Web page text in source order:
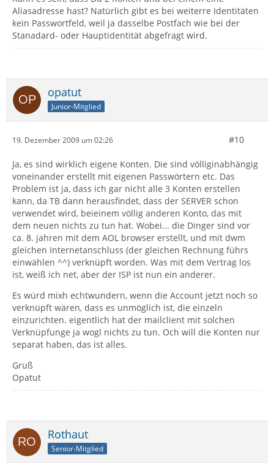
Aliasadresse hast? Natürlich gibt es bei weiterre Identitäten
kein Passwortfeld, weil ja dasselbe Postfach wie bei der
Stanadard- oder Hauptidentität abgefragt wird.
opatut
Junior-Mitglied
19. Dezember 2009 um 02:26 #10
Ja, es sind wirklich eigene Konten. Die sind völliginabhängig
voneinander erstellt mit eigenen Passwörtern etc. Das
Problem ist ja, dass ich gar nicht alle 3 Konten erstellen
kann, da TB dann herausfindet, dass der SERVER schon
verwendet wird, beieinem völlig anderen Konto, das mit
dem neuen nichts zu tun hat. Wobei... die Dinger sind vor
ca. 8. jahren mit dem AOL browser erstellt, und mit dwm
gleichen Internetanschluss (der gleichen Rechnung führs
einwählen ^^) verknüpft worden. Was mit dem Vertrag los
ist, weiß ich net, aber der ISP ist nun ein anderer.
Es würd mixh echtwundern, wenn die Account jetzt noch so
verknüpft wären, dass es unmöglich ist, die einzeln
einzurichten. eigentlich hat der mailclient mit solchen
Verknüpfunge ja wogl nichts zu tun. Och will die Konten nur
separat haben, das ist alles.
Gruß
Opatut
Rothaut
Senior-Mitglied